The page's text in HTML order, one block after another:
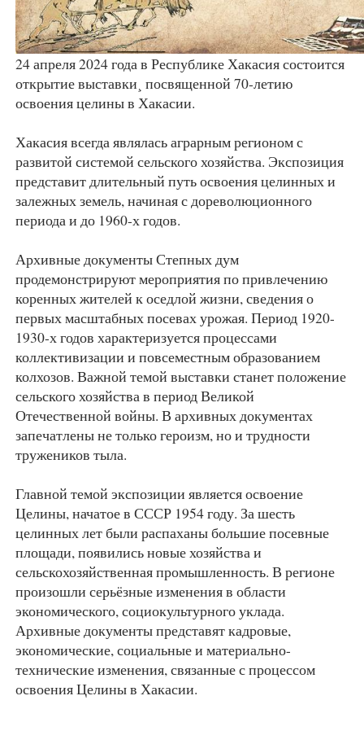
24 апреля 2024 года в Республике Хакасия состоится
открытие выставки¸ посвященной 70-летию
освоения целины в Хакасии.
Хакасия всегда являлась аграрным регионом с
развитой системой сельского хозяйства. Экспозиция
представит длительный путь освоения целинных и
залежных земель, начиная с дореволюционного
периода и до 1960-х годов.
Архивные документы Степных дум
продемонстрируют мероприятия по привлечению
коренных жителей к оседлой жизни, сведения о
первых масштабных посевах урожая. Период 1920-
1930-х годов характеризуется процессами
коллективизации и повсеместным образованием
колхозов. Важной темой выставки станет положение
сельского хозяйства в период Великой
Отечественной войны. В архивных документах
запечатлены не только героизм, но и трудности
тружеников тыла.
Главной темой экспозиции является освоение
Целины, начатое в СССР 1954 году. За шесть
целинных лет были распаханы большие посевные
площади, появились новые хозяйства и
сельскохозяйственная промышленность. В регионе
произошли серьёзные изменения в области
экономического, социокультурного уклада.
Архивные документы представят кадровые,
экономические, социальные и материально-
технические изменения, связанные с процессом
освоения Целины в Хакасии.